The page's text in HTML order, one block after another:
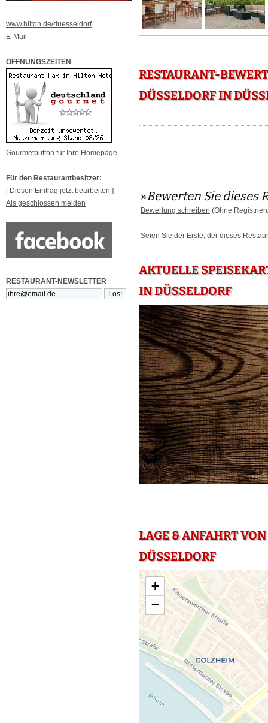
www.hilton.de/duesseldorf
E-Mail
ÖFFNUNGSZEITEN
Gourmetbutton für Ihre Homepage
Für den Restaurantbesitzer:
[ Diesen Eintrag jetzt bearbeiten ]
Als geschlossen melden
RESTAURANT-NEWSLETTER
RESTAURANT-
DÜSSELDORF IN
»Bewerten Sie dieses
Bewertung schreiben (Ohne
Seien Sie der Erste, der dieses
AKTUELLE
IN DÜSSELDORF
LAGE & ANFAHRT
DÜSSELDORF
+
−